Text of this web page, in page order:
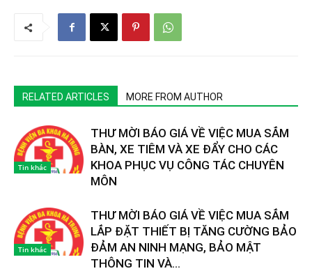
RELATED ARTICLES MORE FROM AUTHOR
Tin khác
THƯ MỜI BÁO GIÁ VỀ VIỆC MUA SẮM
BÀN, XE TIÊM VÀ XE ĐẨY CHO CÁC
KHOA PHỤC VỤ CÔNG TÁC CHUYÊN
MÔN
Tin khác
THƯ MỜI BÁO GIÁ VỀ VIỆC MUA SẮM
LẮP ĐẶT THIẾT BỊ TĂNG CƯỜNG BẢO
ĐẢM AN NINH MẠNG, BẢO MẬT
THÔNG TIN VÀ...